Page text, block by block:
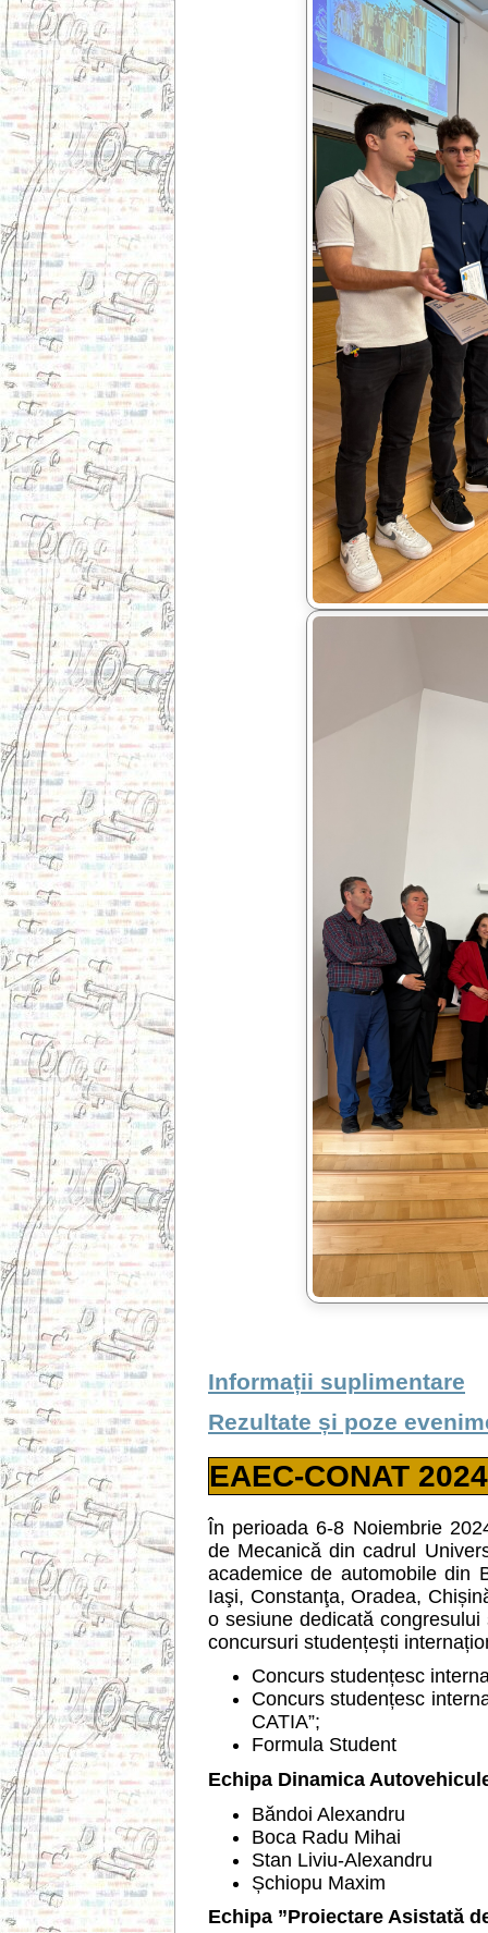
Informații suplimentare
Rezultate și poze
EAEC-CONAT 2024
În perioada 6-8 Noiembrie
de Mecanică din cadrul
academice de automobile din
Iaşi, Constanţa, Oradea,
o sesiune dedicată
concursuri studențești
Concurs studențesc
Concurs studențesc
CATIA”;
Formula Student
Echipa Dinamica
Băndoi Alexandru
Boca Radu Mihai
Stan Liviu-Alexandru
Șchiopu Maxim
Echipa ”Proiectare Asistată